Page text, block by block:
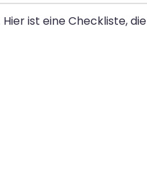
ist eine Checkliste, die